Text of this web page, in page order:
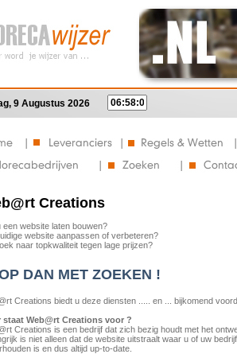
9 Augustus 2026
Creations
een website laten bouwen?
website aanpassen of verbeteren?
naar topkwaliteit tegen lage prijzen?
DAN MET ZOEKEN !
Creations biedt u deze diensten ..... en ... bijkomend
staat Web@rt Creations voor ?
Creations is een bedrijf dat zich bezig houdt met het
is niet alleen dat de website uitstraalt waar u of uw
is en dus altijd up-to-date.